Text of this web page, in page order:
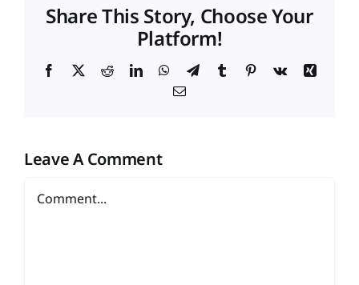
Share This Story, Choose Your
Platform!
Facebook
X RedditLinkedInWhatsApp
TelegramTumblr Pinterest
Vk
Xing
Email
Leave A Comment